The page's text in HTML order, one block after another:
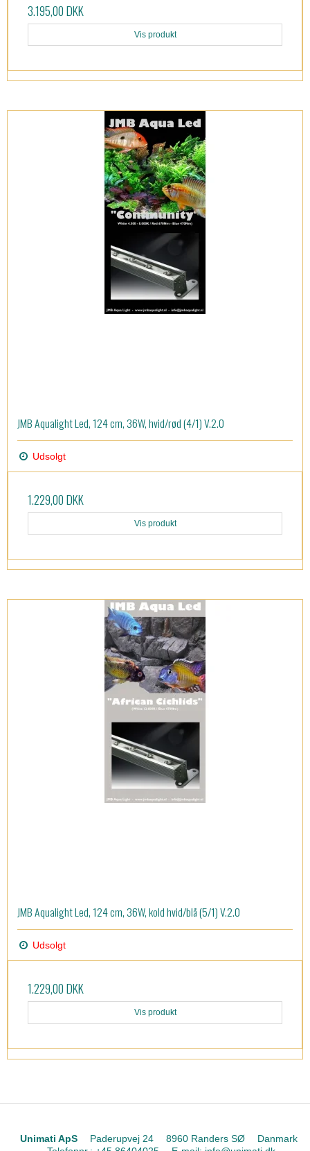
3.195,00 DKK
Vis produkt
JMB Aqualight Led, 124 cm, 36W, hvid/rød (4/1) V.2.0
Udsolgt
1.229,00 DKK
Vis produkt
JMB Aqualight Led, 124 cm, 36W, kold hvid/blå (5/1) V.2.0
Udsolgt
1.229,00 DKK
Vis produkt
Unimati ApS Paderupvej 24 8960 Randers SØ
Danmark